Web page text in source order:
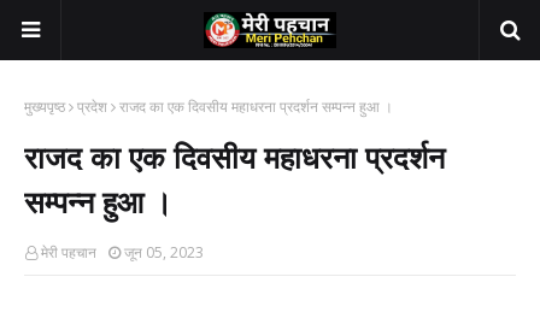
मुख्यपृष्ठ प्रदेश राजद का एक दिवसीय महाधरना प्रदर्शन सम्पन्न हुआ ।
राजद का एक दिवसीय महाधरना प्रदर्शन
सम्पन्न हुआ ।
मेरी पहचान जून 05, 2023